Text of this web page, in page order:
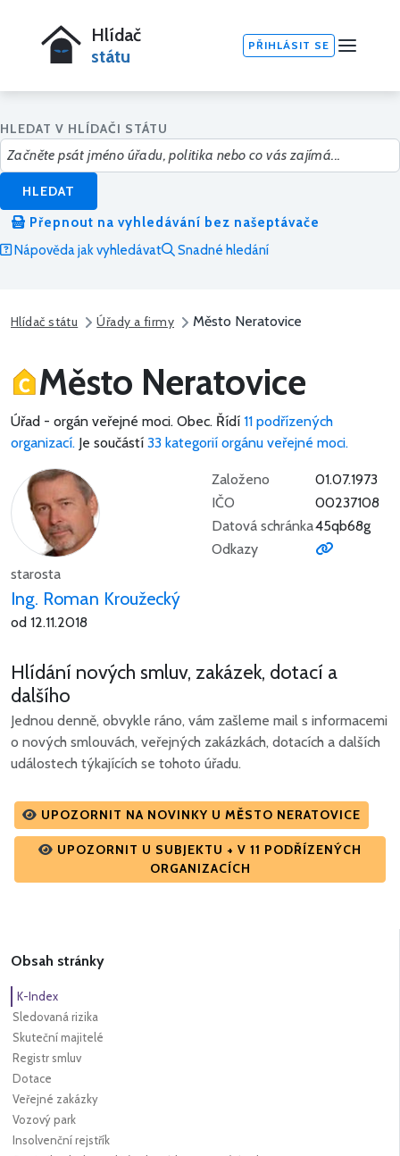
Hlídač
státu
PŘIHLÁSIT SE
HLEDAT V HLÍDAČI STÁTU
HLEDAT
Přepnout na vyhledávání bez našeptávače
Nápověda jak vyhledávat
Snadné hledání
Hlídač státu Úřady a firmy Město Neratovice
Město Neratovice
Úřad - orgán veřejné moci. Obec. Řídí 11 podřízených
organizací. Je součástí 33 kategorií orgánu veřejné moci.
starosta
Ing. Roman Kroužecký
od 12.11.2018
Založeno
01.07.1973
IČO
00237108
Datová schránka45qb68g
Odkazy
Hlídání nových smluv, zakázek, dotací a
dalšího
Jednou denně, obvykle ráno, vám zašleme mail s informacemi
o nových smlouvách, veřejných zakázkách, dotacích a dalších
událostech týkajících se tohoto úřadu.
UPOZORNIT NA NOVINKY U MĚSTO NERATOVICE
UPOZORNIT U SUBJEKTU + V 11 PODŘÍZENÝCH
ORGANIZACÍCH
Obsah stránky
K-Index
Sledovaná rizika
Skuteční majitelé
Registr smluv
Dotace
Veřejné zakázky
Vozový park
Insolvenční rejstřík